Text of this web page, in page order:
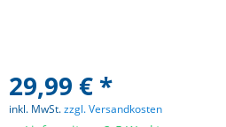
29,99 € *
inkl. MwSt.zzgl. Versandkosten